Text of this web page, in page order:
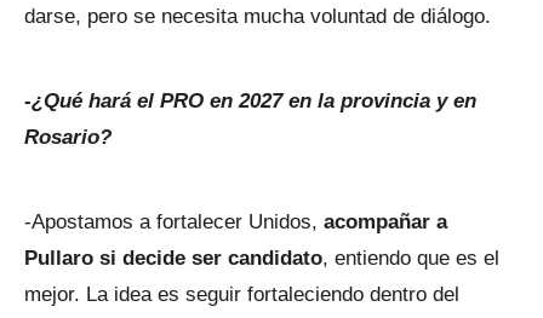
darse, pero se necesita mucha voluntad de diálogo.
-¿Qué hará el PRO en 2027 en la provincia y en
Rosario?
-Apostamos a fortalecer Unidos, acompañar a
Pullaro si decide ser candidato, entiendo que es el
mejor. La idea es seguir fortaleciendo dentro del